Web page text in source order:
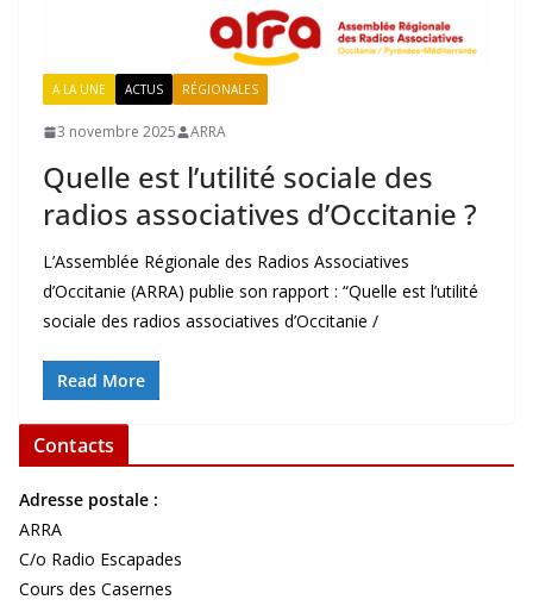
A LA UNE ACTUS RÉGIONALES
3 novembre 2025 ARRA
Quelle est l’utilité sociale des
radios associatives d’Occitanie ?
L’Assemblée Régionale des Radios Associatives
d’Occitanie (ARRA) publie son rapport : “Quelle est l’utilité
sociale des radios associatives d’Occitanie /
Read More
Contacts
Adresse postale :
ARRA
C/o Radio Escapades
Cours des Casernes